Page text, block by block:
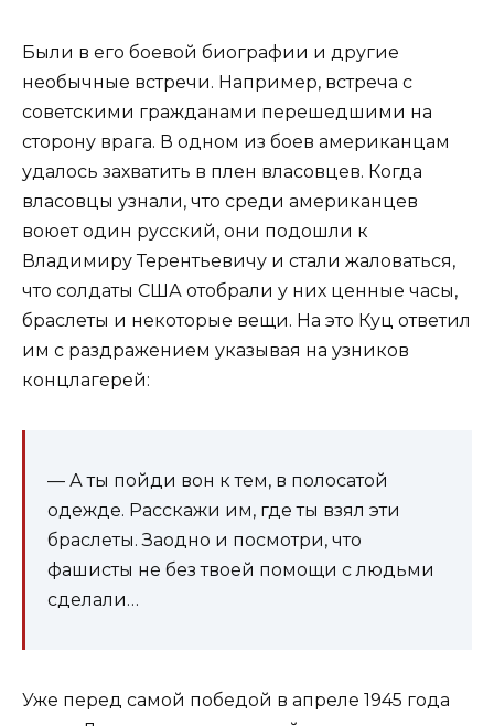
Были в его боевой биографии и другие
необычные встречи. Например, встреча с
советскими гражданами перешедшими на
сторону врага. В одном из боев американцам
удалось захватить в плен власовцев. Когда
власовцы узнали, что среди американцев
воюет один русский, они подошли к
Владимиру Терентьевичу и стали жаловаться,
что солдаты США отобрали у них ценные часы,
браслеты и некоторые вещи. На это Куц ответил
им с раздражением указывая на узников
концлагерей:
— А ты пойди вон к тем, в полосатой
одежде. Расскажи им, где ты взял эти
браслеты. Заодно и посмотри, что
фашисты не без твоей помощи с людьми
сделали…
Уже перед самой победой в апреле 1945 года